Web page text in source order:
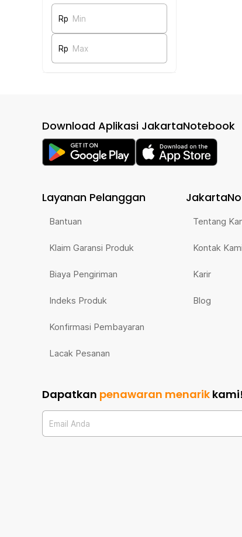
Rp Min
Rp Max
Download Aplikasi JakartaNotebook
Layanan Pelanggan
Bantuan
Klaim Garansi Produk
Biaya Pengiriman
Indeks Produk
Konfirmasi Pembayaran
Lacak Pesanan
Tentang
Kontak Kami
Karir
Blog
Dapatkan penawaran menarik kami!
Email Anda